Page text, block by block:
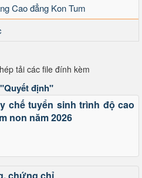
Cao đẳng Kon Tum
tải các file đính kèm
"Quyết định"
chế tuyển sinh trình độ cao
non năm 2026
chứng chỉ